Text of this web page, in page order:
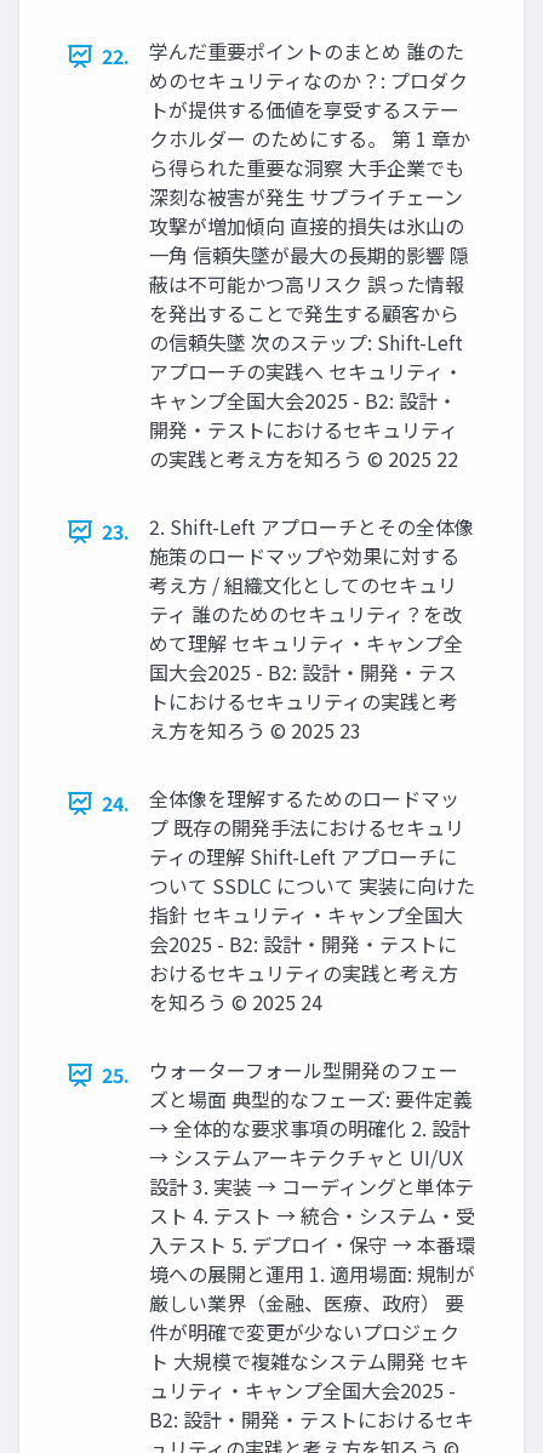
22.
学んだ重要ポイントのまとめ 誰のた
めのセキュリティなのか？: プロダク
トが提供する価値を享受するステー
クホルダー のためにする。 第 1 章か
ら得られた重要な洞察 大手企業でも
深刻な被害が発生 サプライチェーン
攻撃が増加傾向 直接的損失は氷山の
一角 信頼失墜が最大の長期的影響 隠
蔽は不可能かつ高リスク 誤った情報
を発出することで発生する顧客から
の信頼失墜 次のステップ: Shift-Left
アプローチの実践へ セキュリティ・
キャンプ全国大会2025 - B2: 設計・
開発・テストにおけるセキュリティ
の実践と考え方を知ろう © 2025 22
23.
2. Shift-Left アプローチとその全体像
施策のロードマップや効果に対する
考え方 / 組織文化としてのセキュリ
ティ 誰のためのセキュリティ？を改
めて理解 セキュリティ・キャンプ全
国大会2025 - B2: 設計・開発・テス
トにおけるセキュリティの実践と考
え方を知ろう © 2025 23
24.
全体像を理解するためのロードマッ
プ 既存の開発手法におけるセキュリ
ティの理解 Shift-Left アプローチに
ついて SSDLC について 実装に向けた
指針 セキュリティ・キャンプ全国大
会2025 - B2: 設計・開発・テストに
おけるセキュリティの実践と考え方
を知ろう © 2025 24
25.
ウォーターフォール型開発のフェー
ズと場面 典型的なフェーズ: 要件定義
→ 全体的な要求事項の明確化 2. 設計
→ システムアーキテクチャと UI/UX
設計 3. 実装 → コーディングと単体テ
スト 4. テスト → 統合・システム・受
入テスト 5. デプロイ・保守 → 本番環
境への展開と運用 1. 適用場面: 規制が
厳しい業界（金融、医療、政府） 要
件が明確で変更が少ないプロジェク
ト 大規模で複雑なシステム開発 セキ
ュリティ・キャンプ全国大会2025 -
B2: 設計・開発・テストにおけるセキ